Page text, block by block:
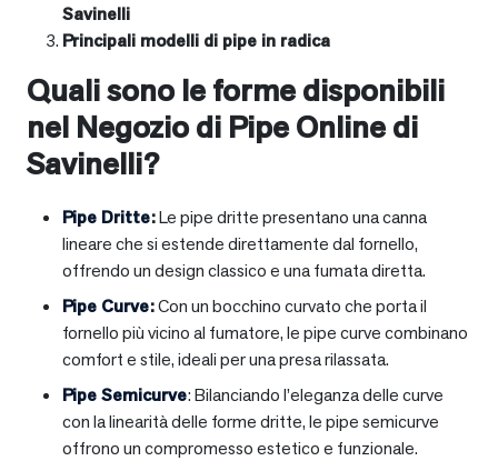
Savinelli
Principali modelli di pipe in radica
Quali sono le forme disponibili
nel Negozio di Pipe Online di
Savinelli?
Pipe Dritte:Le pipe dritte presentano una canna
lineare che si estende direttamente dal fornello,
offrendo un design classico e una fumata diretta.
Pipe Curve:Con un bocchino curvato che porta il
fornello più vicino al fumatore, le pipe curve combinano
comfort e stile, ideali per una presa rilassata.
Pipe Semicurve: Bilanciando l’eleganza delle curve
con la linearità delle forme dritte, le pipe semicurve
offrono un compromesso estetico e funzionale.